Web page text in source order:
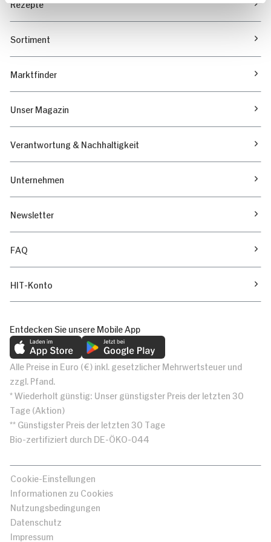
Rezepte
Sortiment
Marktfinder
Unser Magazin
Verantwortung & Nachhaltigkeit
Unternehmen
Newsletter
FAQ
HIT-Konto
Entdecken Sie unsere Mobile App
Alle Preise in Euro (€) inkl. gesetzlicher Mehrwertsteuer und
zzgl. Pfand.
* Wiederholt günstig: Unser günstigster Preis der letzten 30
Tage (Aktion)
** Günstigster Preis der letzten 30 Tage
Bio-zertifiziert durch DE-ÖKO-044
Cookie-Einstellungen
Informationen zu Cookies
Nutzungsbedingungen
Datenschutz
Impressum